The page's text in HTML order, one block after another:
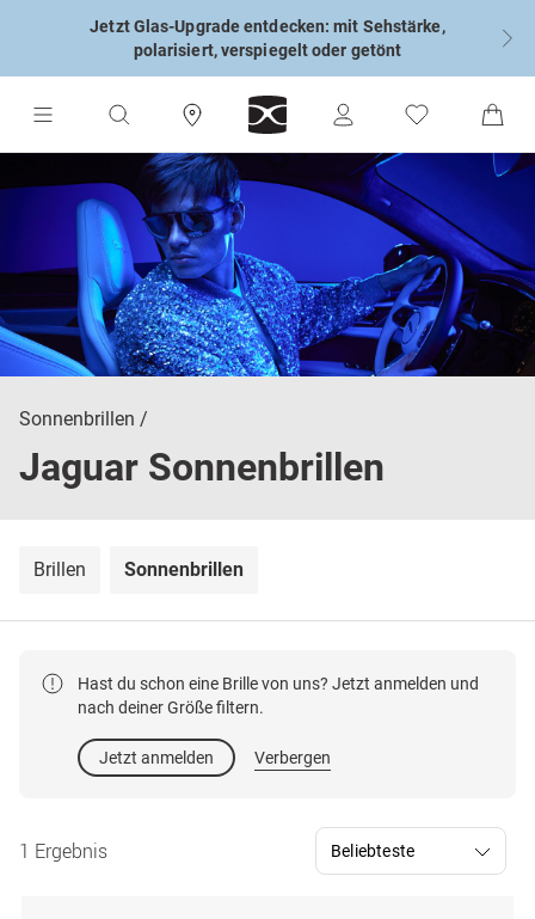
Jetzt Glas-Upgrade entdecken: mit Sehstärke,
polarisiert, verspiegelt oder getönt
Sonnenbrillen
Jaguar Sonnenbrillen
Brillen Sonnenbrillen
Hast du schon eine Brille von uns? Jetzt anmelden und
nach deiner Größe filtern.
Jetzt anmelden Verbergen
1 Ergebnis